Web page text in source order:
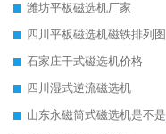
潍坊平板磁选机厂家
四川平板磁选机磁铁排列图
石家庄干式磁选机价格
四川湿式逆流磁选机